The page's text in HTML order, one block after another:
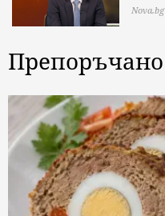
Nova.bg
Препоръчано